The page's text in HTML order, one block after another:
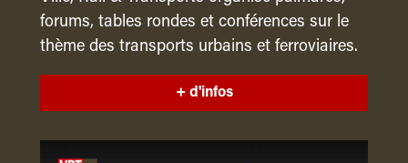
forums, tables rondes et conférences sur le
thème des transports urbains et ferroviaires.
+ d'infos